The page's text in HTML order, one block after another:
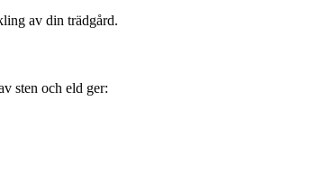
av din trädgård.
sten och eld ger: